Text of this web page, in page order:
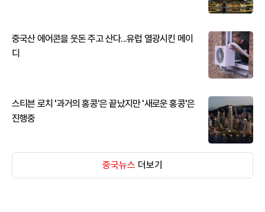
중국산 에어콘을 웃돈 주고 산다...유럽 열광시킨 메이
디
스티븐 로치 '과거의 홍콩'은 끝났지만 '새로운 홍콩'은
진행중
중국뉴스 더보기